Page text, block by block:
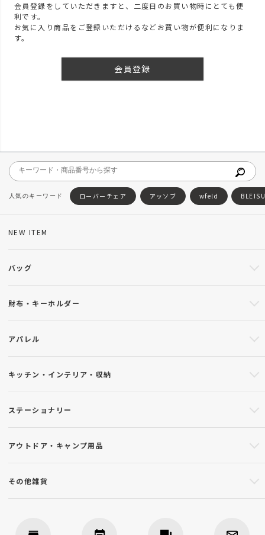
会員登録をしていただきますと、二度目のお買い物時にとても便
利です。
お気に入り商品をご登録いただけるなどお買い物が便利になりま
す。
会員登録
ローバーチェア アッソブ wfeld
NEW ITEM
バッグ
財布・キーホルダー
アパレル
キッチン・インテリア・収納
ステーショナリー
アウトドア・キャンプ用品
その他雑貨